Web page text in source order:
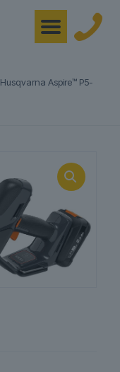
Husqvarna Aspire™ P5-